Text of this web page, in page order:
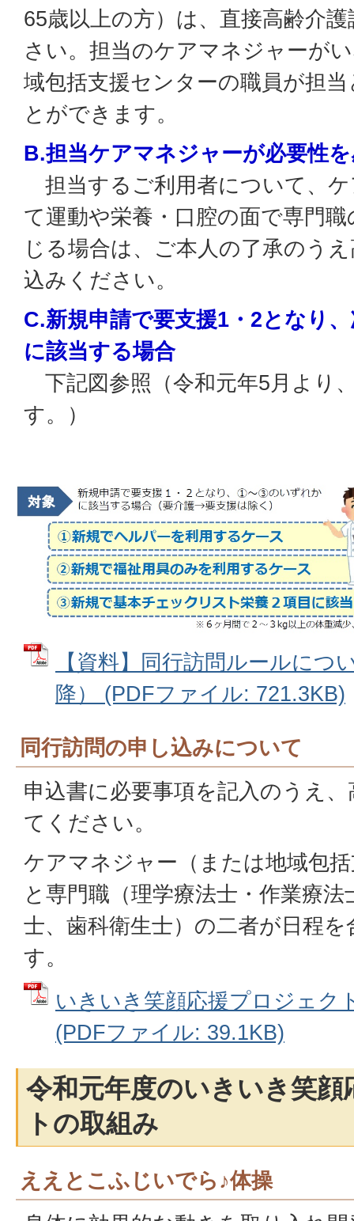
65歳以上の方）は、直接高齢介
さい。担当のケアマネジャーが
域包括支援センターの職員が担
とができます。
B.担当ケアマネジャーが必要性
担当するご利用者について、
て運動や栄養・口腔の面で専門
じる場合は、ご本人の了承のう
込みください。
C.新規申請で要支援1・2となり
に該当する場合
下記図参照（令和元年5月より
す。）
【資料】同行訪問ルールにつ
降） (PDFファイル: 721.3KB)
同行訪問の申し込みについて
申込書に必要事項を記入のうえ
てください。
ケアマネジャー（または地域包
と専門職（理学療法士・作業療
士、歯科衛生士）の二者が日程
す。
いきいき笑顔応援プロジェク
(PDFファイル: 39.1KB)
令和元年度のいきいき笑顔
トの取組み
ええとこふじいでら♪体操